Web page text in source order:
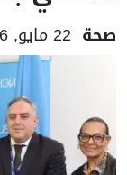
صحة 22 مايو, 2026